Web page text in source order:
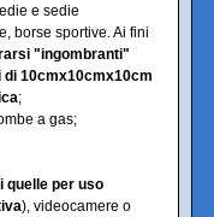
e sedie
borse sportive. Ai fini
"ingombranti"
di 10cmx10cmx10cm
;
a gas;
quelle per uso
), videocamere o